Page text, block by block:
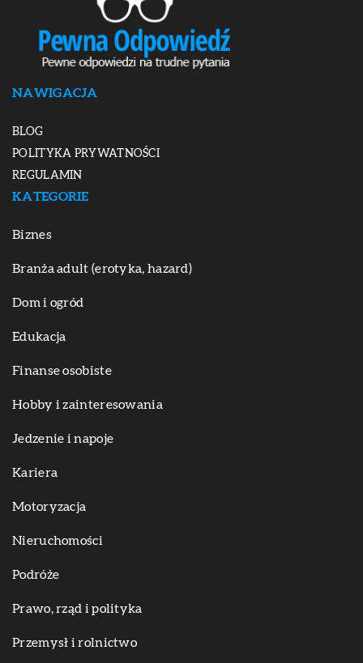
NAWIGACJA
BLOG
POLITYKA PRYWATNOŚCI
REGULAMIN
KATEGORIE
Biznes
Branża adult (erotyka, hazard)
Dom i ogród
Edukacja
Finanse osobiste
Hobby i zainteresowania
Jedzenie i napoje
Kariera
Motoryzacja
Nieruchomości
Podróże
Prawo, rząd i polityka
Przemysł i rolnictwo